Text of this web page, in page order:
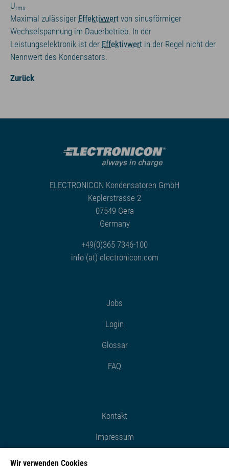
Urms
Maximal zulässiger Effektivwert von sinusförmiger
Wechselspannung im Dauerbetrieb. In der
Leistungselektronik ist der Effektivwert in der Regel nicht der
Nennwert des Kondensators.
Zurück
ELECTRONICON Kondensatoren GmbH
Keplerstrasse 2
07549 Gera
Germany
+49(0)365 7346-100
info (at) electronicon.com
Jobs
Login
Glossar
FAQ
Kontakt
Impressum
Wir verwenden Cookies